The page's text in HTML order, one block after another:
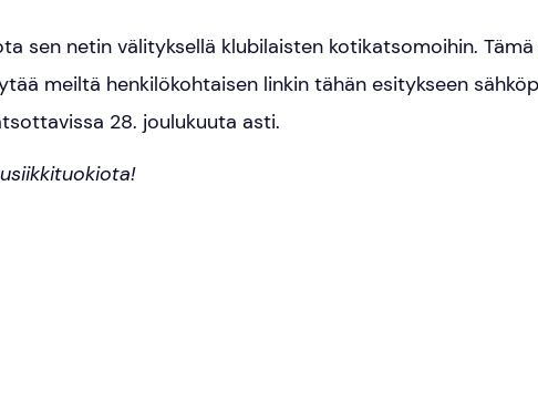
sen netin välityksellä klubilaisten kotikatsomoihin.
meiltä henkilökohtaisen linkin tähän esitykseen
28. joulukuuta asti.